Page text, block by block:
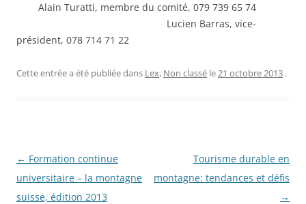
Alain Turatti, membre du comité, 079 739 65 74
Lucien Barras, vice-
président, 078 714 71 22
Cette entrée a été publiée dans Lex, Non classé le21 octobre 2013 .
Navigation
des
articles
← Formation continue
universitaire – la montagne
suisse, édition 2013
Tourisme durable en
montagne: tendances et défis
→